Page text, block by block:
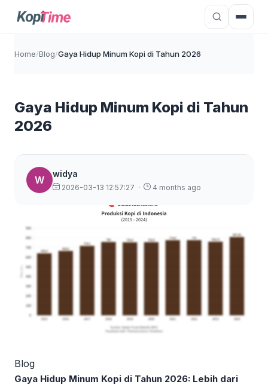
Home/Blog/Gaya Hidup Minum Kopi di Tahun 2026
Gaya Hidup Minum Kopi di Tahun
2026
W
widya
2026-03-13 12:57:27 · 4 months ago
Blog
Gaya Hidup Minum Kopi di Tahun 2026: Lebih dari